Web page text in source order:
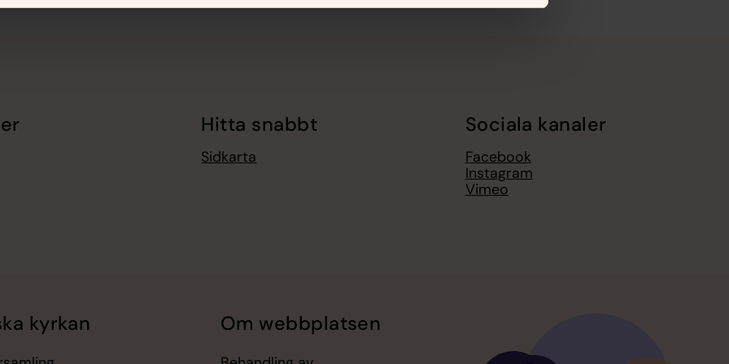
Hitta snabbt
Sidkarta
Sociala kanaler
Facebook
Instagram
Vimeo
kyrkan Om webbplatsen